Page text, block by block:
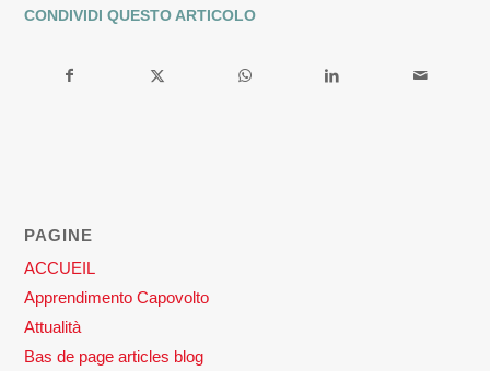
CONDIVIDI QUESTO ARTICOLO
PAGINE
ACCUEIL
Apprendimento Capovolto
Attualità
Bas de page articles blog